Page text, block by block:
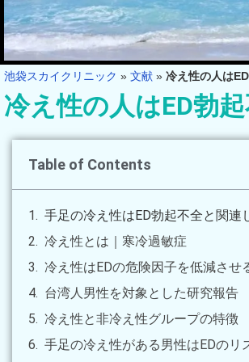
池袋スカイクリニック » 文献 » 冷え性の人は
冷え性の人はED勃
Table of Contents
手足の冷え性はED勃起不全と関連
冷え性とは｜寒冷過敏症
冷え性はEDの危険因子を低減させ
台湾人男性を対象とした研究報告
冷え性と非冷え性グループの特徴
手足の冷え性がある男性はEDのリ